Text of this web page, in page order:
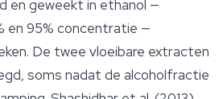
en geweekt in ethanol —
en 95% concentratie —
De twee vloeibare extracten
soms nadat de alcoholfractie